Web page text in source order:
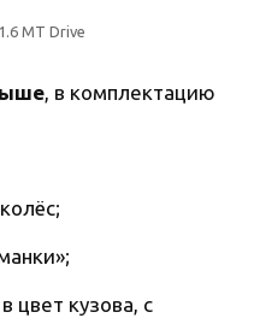
MT Drive
, в комплектацию
цвет кузова, с